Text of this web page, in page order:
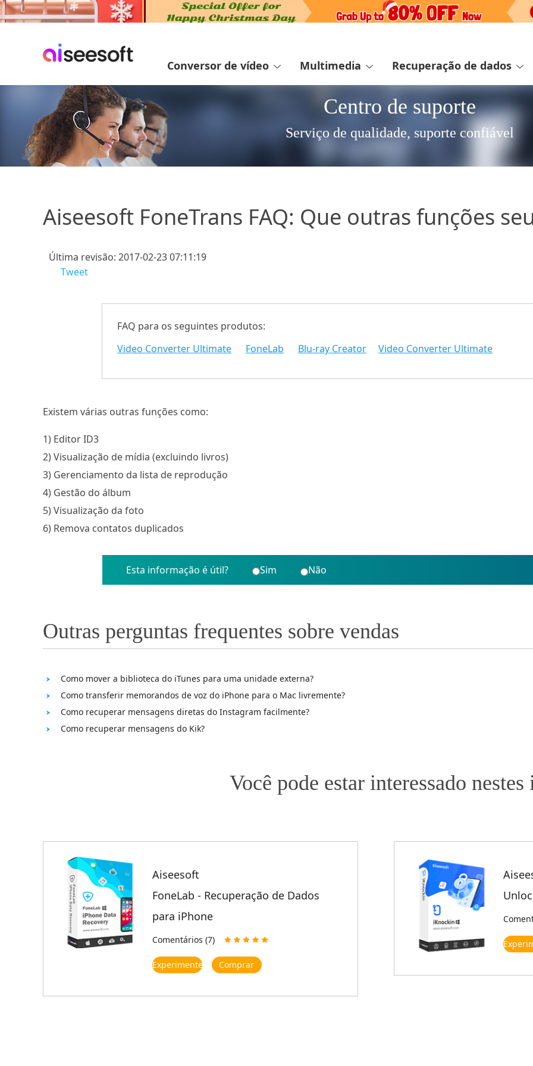
Conversor de vídeo Multimedia Recuperação de dados
Centro de suporte
Serviço de qualidade, suporte confiável
Aiseesoft FoneTrans FAQ: Que outras funções
Última revisão: 2017-02-23 07:11:19
Tweet
FAQ para os seguintes produtos:
Video Converter Ultimate
FoneLab Blu-ray Creator Video Converter Ultimate
Existem várias outras funções como:
1) Editor ID3
2) Visualização de mídia (excluindo livros)
3) Gerenciamento da lista de reprodução
4) Gestão do álbum
5) Visualização da foto
6) Remova contatos duplicados
Esta informação é útil? Sim Não
Outras perguntas frequentes sobre vendas
Como mover a biblioteca do iTunes para uma unidade externa?
Como transferir memorandos de voz do iPhone para o Mac livremente?
Como recuperar mensagens diretas do Instagram facilmente?
Como recuperar mensagens do Kik?
Você pode estar interessado nestes
Aiseesoft
FoneLab - Recuperação de Dados
para iPhone
Comentários (7)
Experimente Comprar